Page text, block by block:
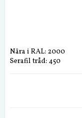
Nära i RAL: 2000
Serafil tråd: 450